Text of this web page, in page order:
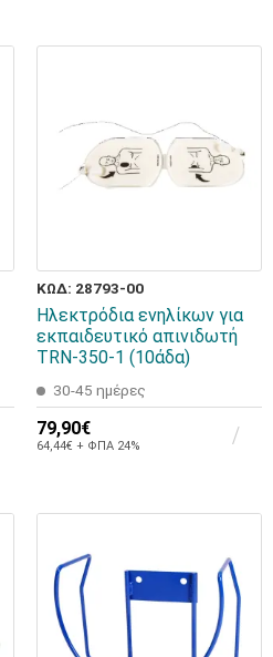
ΚΩΔ: 28793-00
Ηλεκτρόδια ενηλίκων για
εκπαιδευτικό απινιδωτή
TRN-350-1 (10άδα)
30-45 ημέρες
79,90€
64,44€ + ΦΠΑ 24%